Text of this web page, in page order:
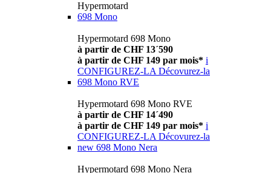
Hypermotard
698 Mono
Hypermotard 698 Mono
à partir de CHF 13´590
à partir de CHF 149 par mois* i
CONFIGUREZ-LA Décovurez-la
698 Mono RVE
Hypermotard 698 Mono RVE
à partir de CHF 14´490
à partir de CHF 149 par mois* i
CONFIGUREZ-LA Décovurez-la
new 698 Mono Nera
Hypermotard 698 Mono Nera